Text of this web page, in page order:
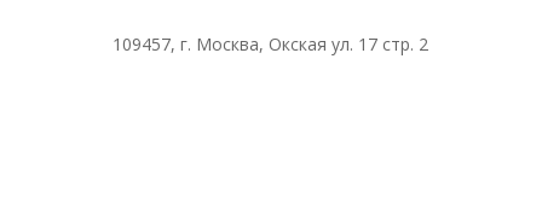
109457, г. Москва, Окская ул. 17 стр. 2